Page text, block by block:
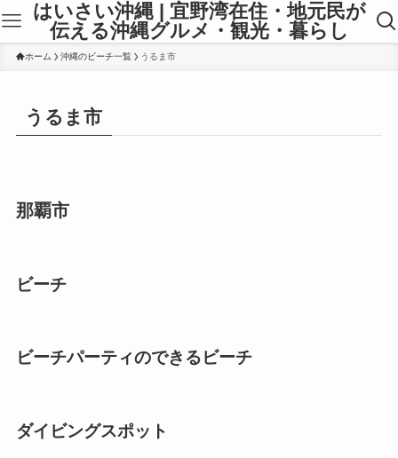
はいさい沖縄 | 宜野湾在住・地元民が
伝える沖縄グルメ・観光・暮らし
ホーム 沖縄のビーチ一覧 うるま市
うるま市
那覇市
ビーチ
ビーチパーティのできるビーチ
ダイビングスポット